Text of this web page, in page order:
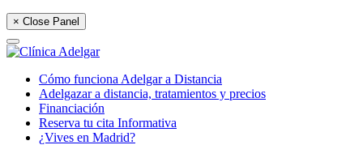
× Close Panel
Cómo funciona Adelgar a Distancia
Adelgazar a distancia, tratamientos y precios
Financiación
Reserva tu cita Informativa
¿Vives en Madrid?